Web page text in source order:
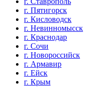
г. Пятигорск
г. Кисловодск
г. Невинномысск
г. Краснодар
г. Сочи
г. Новороссийск
г. Армавир
г. Ейск
г. Крым